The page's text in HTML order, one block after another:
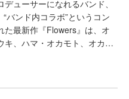
ューサーになれるバンド、
バンド内コラボ”というコン
た最新作『Flowers』は、オ
キ、ハマ・オカモト、オカ…